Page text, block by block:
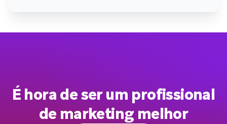
É hora de ser um profissional
de marketing melhor